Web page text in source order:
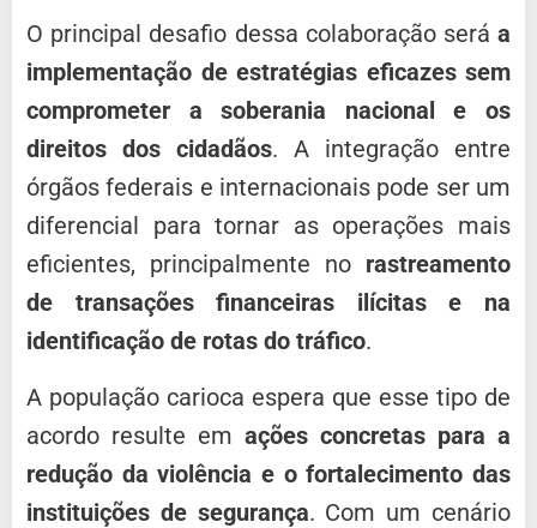
O principal desafio dessa colaboração será a
implementação de estratégias eficazes sem
comprometer a soberania nacional e os
direitos dos cidadãos. A integração entre
órgãos federais e internacionais pode ser um
diferencial para tornar as operações mais
eficientes, principalmente no rastreamento
de transações financeiras ilícitas e na
identificação de rotas do tráfico.
A população carioca espera que esse tipo de
acordo resulte em ações concretas para a
redução da violência e o fortalecimento das
instituições de segurança. Com um cenário